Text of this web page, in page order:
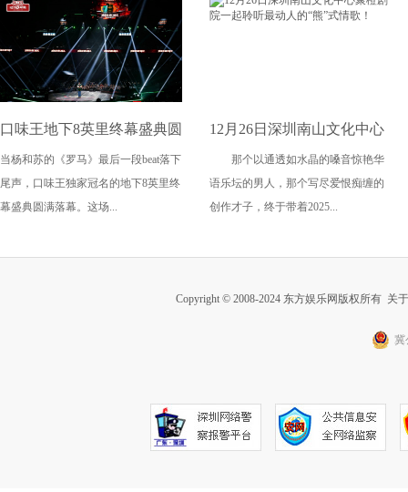
口味王地下8英里终幕盛典圆
满收官，万人见证中文说唱
历史时刻
当杨和苏的《罗马》最后一段beat落下
尾声，口味王独家冠名的地下8英里终
幕盛典圆满落幕。这场...
12月26日深圳南山文化中心
聚橙剧院一起聆听最动人
的“熊”式情歌！
那个以通透如水晶的嗓音惊艳华
语乐坛的男人，那个写尽爱恨痴缠的
创作才子，终于带着2025...
Copyright © 2008-2024 东方娱乐网版权所有 关
冀